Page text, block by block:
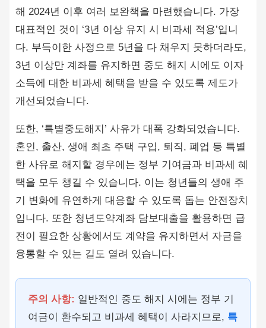
해 2024년 이후 여러 보완책을 마련했습니다. 가장
대표적인 것이 ‘3년 이상 유지 시 비과세 적용’입니
다. 부득이한 사정으로 5년을 다 채우지 못하더라도,
3년 이상만 계좌를 유지하면 중도 해지 시에도 이자
소득에 대한 비과세 혜택을 받을 수 있도록 제도가
개선되었습니다.
또한, ‘특별중도해지’ 사유가 대폭 강화되었습니다.
혼인, 출산, 생애 최초 주택 구입, 퇴직, 폐업 등 특별
한 사유로 해지할 경우에는 정부 기여금과 비과세 혜
택을 모두 챙길 수 있습니다. 이는 청년들의 생애 주
기 변화에 유연하게 대응할 수 있도록 돕는 안전장치
입니다. 또한 청년도약계좌 담보대출을 활용하면 급
전이 필요한 상황에서도 계약을 유지하면서 자금을
융통할 수 있는 길도 열려 있습니다.
주의 사항: 일반적인 중도 해지 시에는 정부 기
여금이 환수되고 비과세 혜택이 사라지므로, 특